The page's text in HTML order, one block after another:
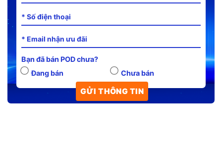
Bạn đã bán POD chưa?
Đang bán
Chưa bán